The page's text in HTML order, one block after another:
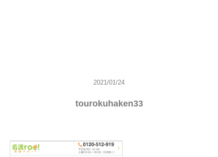
2021/01/24
tourokuhaken33